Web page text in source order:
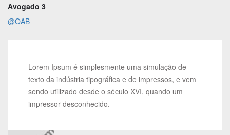
Avogado 3
@OAB
Lorem Ipsum é simplesmente uma simulação de
texto da indústria tipográfica e de impressos, e vem
sendo utilizado desde o século XVI, quando um
impressor desconhecido.